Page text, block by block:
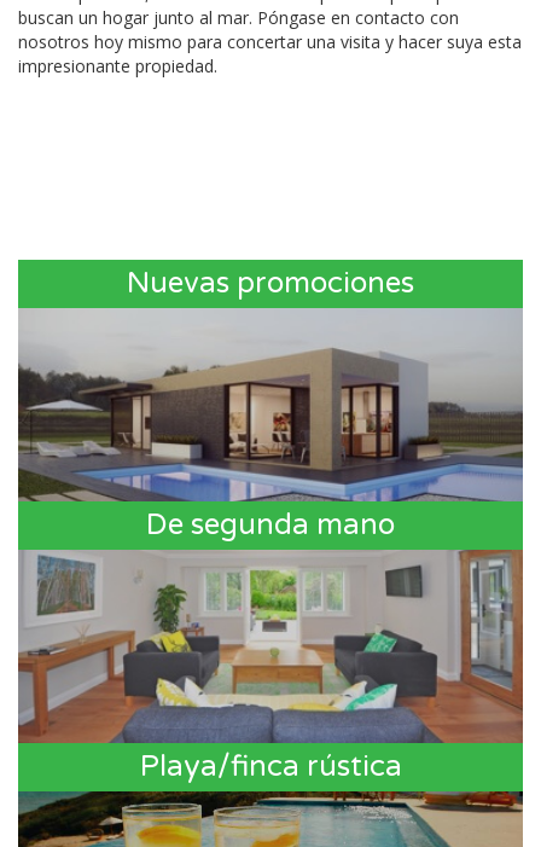
buscan un hogar junto al mar. Póngase en contacto con
nosotros hoy mismo para concertar una visita y hacer suya esta
impresionante propiedad.
Nuevas promociones
De segunda mano
Playa/finca rústica